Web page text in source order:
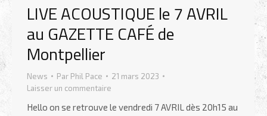
LIVE ACOUSTIQUE le 7 AVRIL
au GAZETTE CAFÉ de
Montpellier
News Par Phil Pace
21 mars 2023
Laisser un commentaire
Hello on se retrouve le vendredi 7 AVRIL dès 20h15 au